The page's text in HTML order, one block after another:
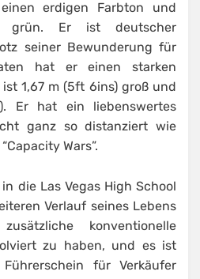
erdigen Farbton und
grün. Er ist deutscher
seiner Bewunderung für
hat er einen starken
1,67 m (5ft 6ins) groß und
Er hat ein liebenswertes
ganz so distanziert wie
Wars”.
die Las Vegas High School
Verlauf seines Lebens
konventionelle
zu haben, und es ist
für Verkäufer